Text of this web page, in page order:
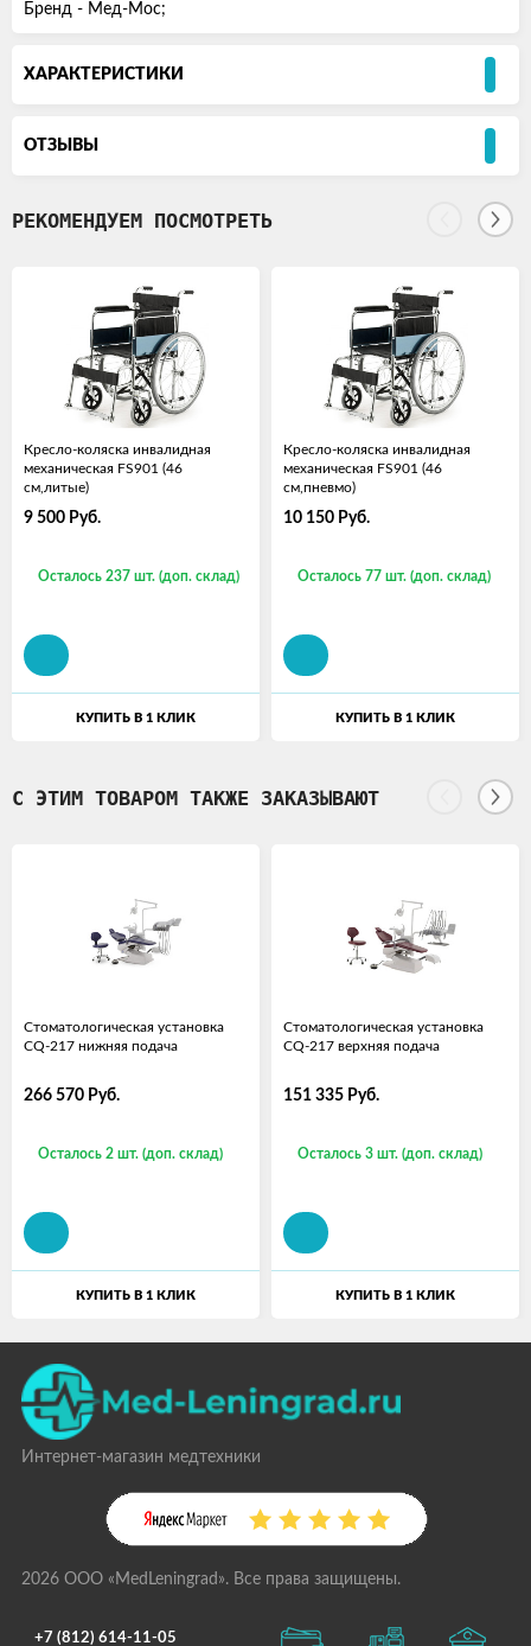
Бренд - Мед-Мос;
ХАРАКТЕРИСТИКИ
ОТЗЫВЫ
РЕКОМЕНДУЕМ ПОСМОТРЕТЬ
Кресло-коляска инвалидная
механическая FS901 (46
см,литые)
9 500 Руб.
Осталось 237 шт. (доп. склад)
КУПИТЬ В 1 КЛИК
Кресло-коляска инвалидная
механическая FS901 (46
см,пневмо)
10 150 Руб.
Осталось 77 шт. (доп. склад)
КУПИТЬ В 1 КЛИК
С ЭТИМ ТОВАРОМ ТАКЖЕ ЗАКАЗЫВАЮТ
Стоматологическая установка
CQ-217 нижняя подача
266 570 Руб.
Осталось 2 шт. (доп. склад)
КУПИТЬ В 1 КЛИК
Стоматологическая установка
CQ-217 верхняя подача
151 335 Руб.
Осталось 3 шт. (доп. склад)
КУПИТЬ В 1 КЛИК
Интернет-магазин медтехники
2026 ООО «MedLeningrad». Все права защищены.
+7 (812) 614-11-05